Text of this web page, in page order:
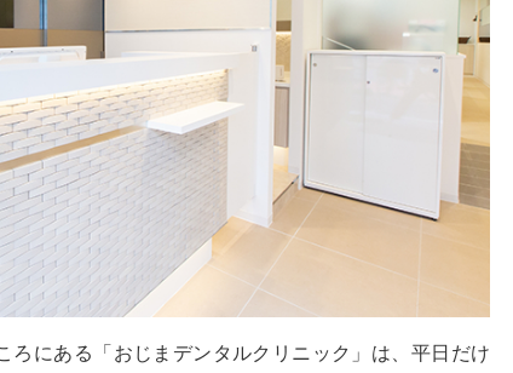
ろにある「おじまデンタルクリニック」は、平日だけ